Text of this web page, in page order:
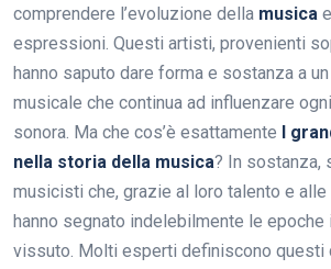
comprendere l’evoluzione della musica
espressioni. Questi artisti, provenienti
hanno saputo dare forma e sostanza a
musicale che continua ad influenzare
sonora. Ma che cos’è esattamente
I
nella storia della musica? In sostanza,
musicisti che, grazie al loro talento e alle
hanno segnato indelebilmente le epoche
vissuto. Molti esperti definiscono questi